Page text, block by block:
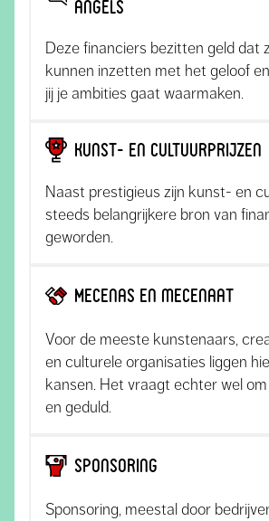
angels
Deze financiers bezitten geld dat
kunnen inzetten met het geloof
jij je ambities gaat waarmaken.
Kunst- en cultuurprijzen
Naast prestigieus zijn kunst- en
steeds belangrijkere bron van
geworden.
Mecenas en mecenaat
Voor de meeste kunstenaars,
en culturele organisaties liggen
kansen. Het vraagt echter wel
en geduld.
Sponsoring
Sponsoring, meestal door